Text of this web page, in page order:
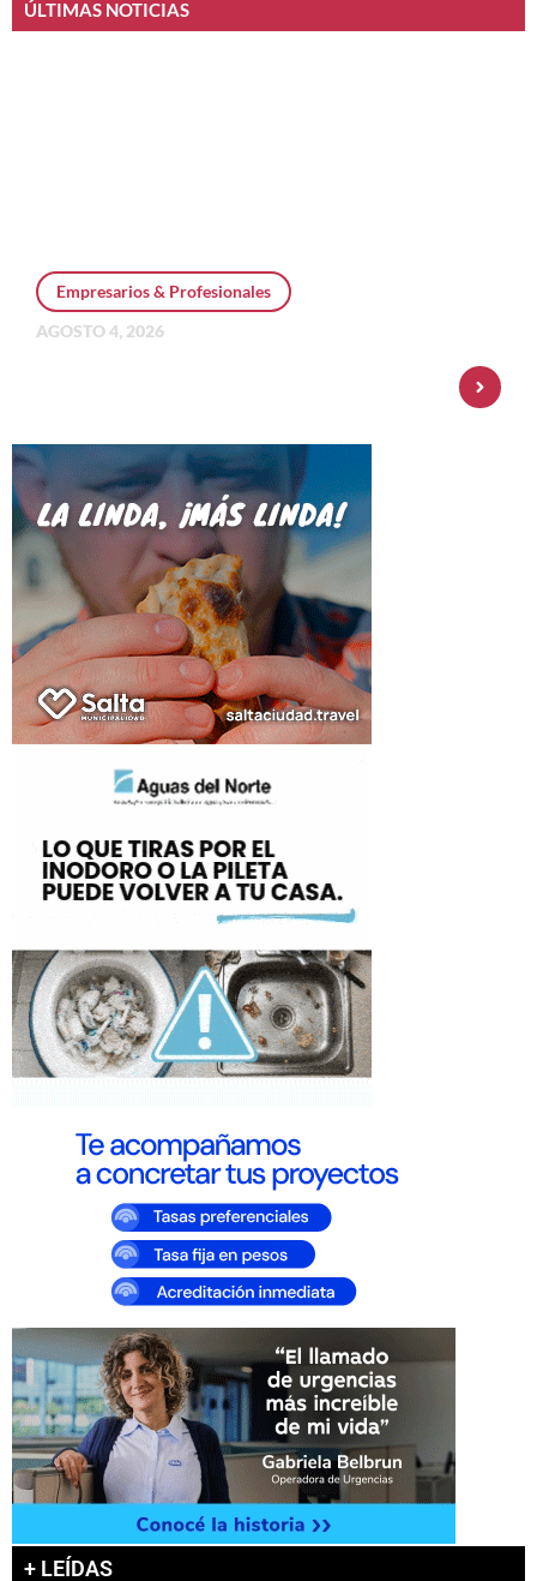
ÚLTIMAS NOTICIAS
Empresarios & Profesionales
AGOSTO 4, 2026
+ LEÍDAS